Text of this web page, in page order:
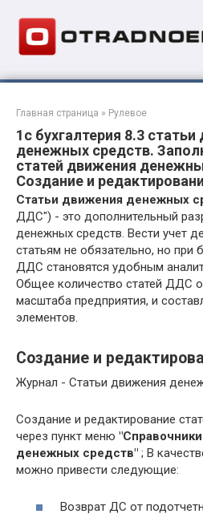
контенту
Главная страница » Рулевое
1с бухгалтерия 8.3
денежных средств.
статей движения
Создание и
Статьи движения денежных
ДДС") - это дополнительный
денежных средств. Вести учет
статьям не обязательно, но при
ДДС становятся удобным
Общее количество статей ДДС
масштаба предприятия, и
элементов.
Создание и
Журнал - Статьи движения
Создание и редактирование
через пункт меню
денежных средств" ; В
можно привести следующие:
Возврат ДС от